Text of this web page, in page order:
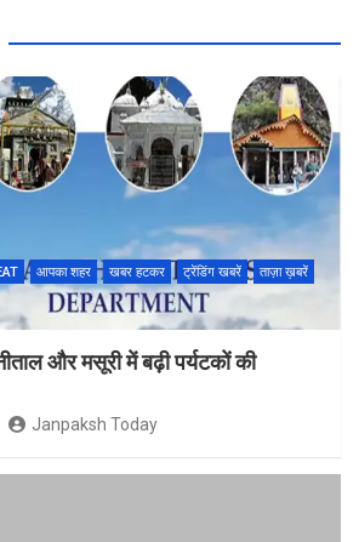
आपका शहर खबर हटकर ट्रेंडिंग खबरें
ताज़ा ख़बरें
और मसूरी में बढ़ी पर्यटकों की
Janpaksh Today